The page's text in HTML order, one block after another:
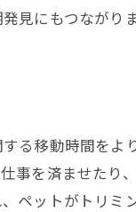
見にもつながりま
る移動時間を
事を済ませた
ットがトリミ